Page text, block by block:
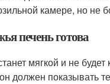
камере, но не
печень готова
мягкой и не
должен показывать